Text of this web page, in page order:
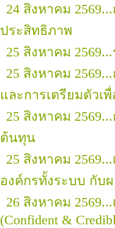
24 สิงหาคม
ประสิทธิภาพ
25 สิงหาคม
25 สิงหาคม
และการเตรียมตัวเ
25 สิงหาคม
ต้นทุน
25 สิงหาคม
องค์กรทั้งระบบ กับ
26 สิงหาคม
(Confident &